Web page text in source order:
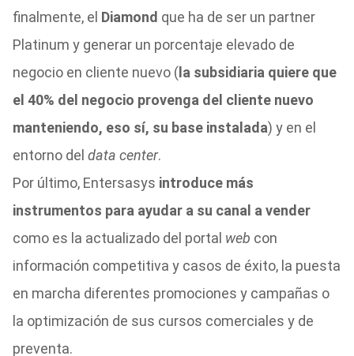
finalmente, el Diamond que ha de ser un partner
Platinum y generar un porcentaje elevado de
negocio en cliente nuevo (la subsidiaria quiere que
el 40% del negocio provenga del cliente nuevo
manteniendo, eso sí, su base instalada) y en el
entorno del data center.
Por último, Entersasys introduce más
instrumentos para ayudar a su canal a vender
como es la actualizado del portal web con
información competitiva y casos de éxito, la puesta
en marcha diferentes promociones y campañas o
la optimización de sus cursos comerciales y de
preventa.